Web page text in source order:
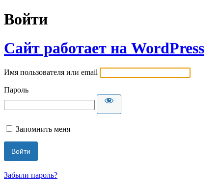
Войти
Сайт работает на WordPress
Имя пользователя или email
Пароль
Запомнить меня
Забыли пароль?